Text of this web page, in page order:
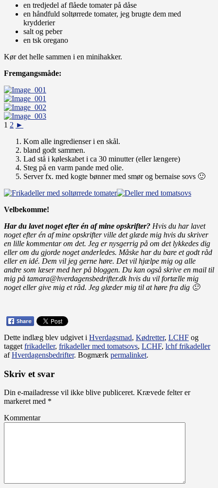
en tredjedel af flåede tomater på dåse
en håndfuld soltørrede tomater, jeg brugte dem med
krydderier
salt og peber
en tsk oregano
Kør det helle sammen i en minihakker.
Fremgangsmåde:
1 2 ►
Kom alle ingredienser i en skål.
bland godt sammen.
Lad stå i køleskabet i ca 30 minutter (eller længere)
Steg på en varm pande med olie.
Server fx. med kogte bønner med smør og bernaise sovs 🙂
Velbekomme!
Har du lavet noget efter én af mine opskrifter? Hvis du har lavet
noget efter én af mine opskrifter ville det glæde mig hvis du skriver
en lille kommentar om det. Jeg er nysgerrig på om det lykkedes dig
eller om du gjorde noget anderledes. Måske har du bare et godt råd
eller en idé. Dem vil jeg gerne høre. Det vil hjælpe mig og alle
andre som læser med her på bloggen. Du kan også skrive en mail til
mig på tamara@hverdagensbedrifter.dk hvis du vil fortælle mig
noget eller give mig et råd. Jeg glæder mig til at høre fra dig 🙂
Dette indlæg blev udgivet i Hverdagsmad, Kødretter, LCHF og
tagget frikadeller, frikadeller med tomatsovs, LCHF, lchf frikadeller
afHverdagensbedrifter. Bogmærk permalinket.
Skriv et svar
Din e-mailadresse vil ikke blive publiceret. Krævede felter er
markeret med *
Kommentar